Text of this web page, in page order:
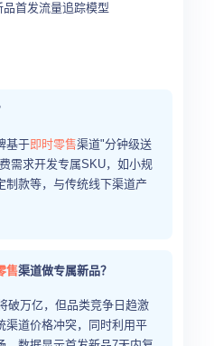
首发流量追踪模型
基于即时零售渠道"分钟级送
需求开发专属SKU，如小规
制款等，与传统线下渠道产
售渠道做专属新品？
破万亿，但品类竞争日趋激
渠道价格冲突，同时利用平